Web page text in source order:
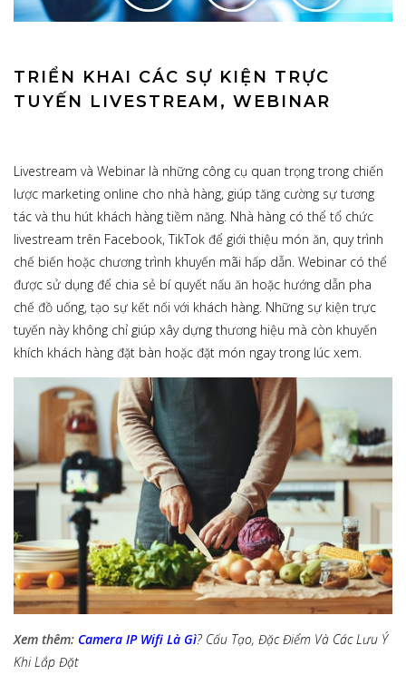
TRIỂN KHAI CÁC SỰ KIỆN TRỰC
TUYẾN LIVESTREAM, WEBINAR
Livestream và Webinar là những công cụ quan trọng trong chiến
lược marketing online cho nhà hàng, giúp tăng cường sự tương
tác và thu hút khách hàng tiềm năng. Nhà hàng có thể tổ chức
livestream trên Facebook, TikTok để giới thiệu món ăn, quy trình
chế biến hoặc chương trình khuyến mãi hấp dẫn. Webinar có thể
được sử dụng để chia sẻ bí quyết nấu ăn hoặc hướng dẫn pha
chế đồ uống, tạo sự kết nối với khách hàng. Những sự kiện trực
tuyến này không chỉ giúp xây dựng thương hiệu mà còn khuyến
khích khách hàng đặt bàn hoặc đặt món ngay trong lúc xem.
Xem thêm: Camera IP Wifi Là Gì? Cấu Tạo, Đặc Điểm Và Các Lưu Ý
Khi Lắp Đặt